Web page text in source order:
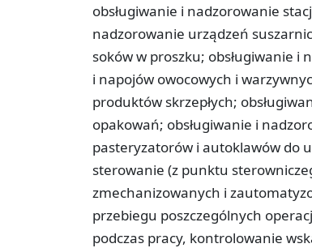
obsługiwanie i nadzorowanie
nadzorowanie urządzeń
soków w proszku; obsługiwanie
i napojów owocowych i
produktów skrzepłych;
opakowań; obsługiwanie i
pasteryzatorów i autoklawów do
sterowanie (z punktu
zmechanizowanych i
przebiegu poszczególnych
podczas pracy, kontrolowanie